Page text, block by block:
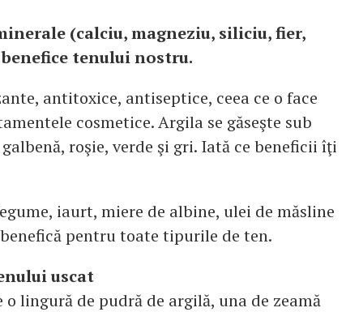
(calciu, magneziu, siliciu, fier,
tenului nostru.
antitoxice, antiseptice, ceea ce o face
cosmetice. Argila se găseşte sub
roşie, verde şi gri. Iată ce beneficii îţi
iaurt, miere de albine, ulei de măsline
pentru toate tipurile de ten.
uscat
lingură de pudră de argilă, una de zeamă